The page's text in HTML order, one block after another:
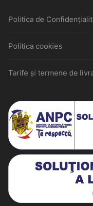
Politica de
Politica cookies
Tarife și termene de